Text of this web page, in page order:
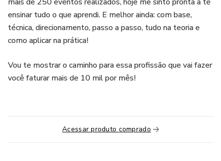
ensinar tudo o que aprendi. E melhor ainda: com base,
técnica, direcionamento, passo a passo, tudo na teoria e
como aplicar na prática!
Vou te mostrar o caminho para essa profissão que vai fazer
você faturar mais de 10 mil por mês!
Acessar produto comprado